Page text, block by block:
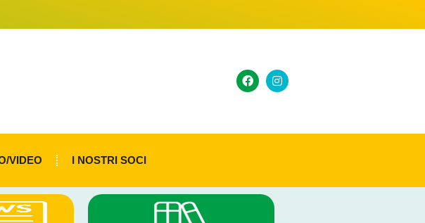
VIDEO I NOSTRI SOCI